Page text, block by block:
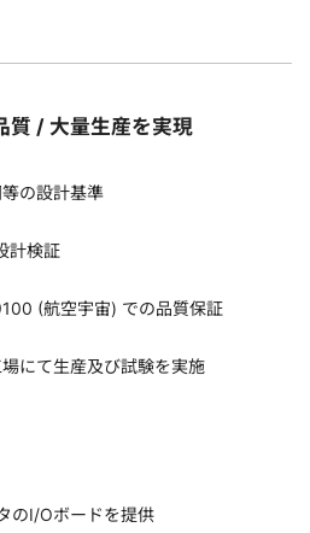
質 / 大量生産を実現
の設計基準
計検証
(航空宇宙) での品質保証
にて生産及び試験を実施
のI/Oボードを提供